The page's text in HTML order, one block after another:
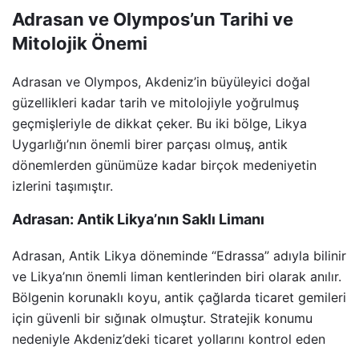
Adrasan ve Olympos’un Tarihi ve
Mitolojik Önemi
Adrasan ve Olympos, Akdeniz’in büyüleyici doğal
güzellikleri kadar tarih ve mitolojiyle yoğrulmuş
geçmişleriyle de dikkat çeker. Bu iki bölge, Likya
Uygarlığı’nın önemli birer parçası olmuş, antik
dönemlerden günümüze kadar birçok medeniyetin
izlerini taşımıştır.
Adrasan: Antik Likya’nın Saklı Limanı
Adrasan, Antik Likya döneminde “Edrassa” adıyla bilinir
ve Likya’nın önemli liman kentlerinden biri olarak anılır.
Bölgenin korunaklı koyu, antik çağlarda ticaret gemileri
için güvenli bir sığınak olmuştur. Stratejik konumu
nedeniyle Akdeniz’deki ticaret yollarını kontrol eden